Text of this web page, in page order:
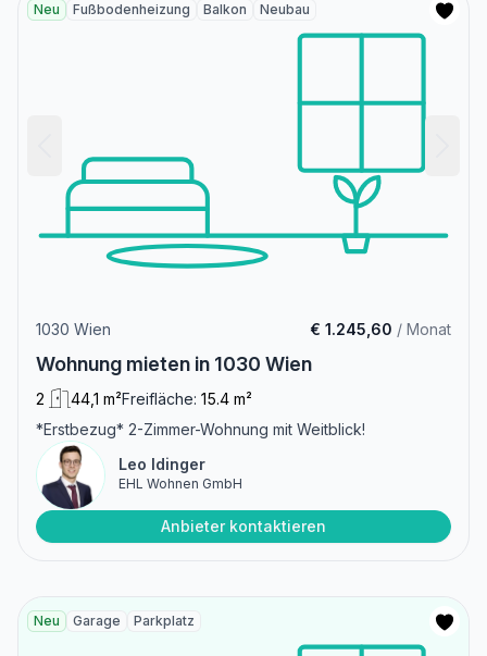
Neu Fußbodenheizung Balkon Neubau
1030 Wien € 1.245,60 / Monat
Wohnung mieten in 1030 Wien
2 44,1 m²Freifläche: 15.4 m²
*Erstbezug* 2-Zimmer-Wohnung mit Weitblick!
Leo Idinger
EHL Wohnen GmbH
Anbieter kontaktieren
Neu Garage Parkplatz